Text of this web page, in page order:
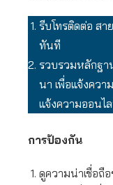
รีบโทรติดต่อ สา
ทันที
รวบรวมหลักฐา
นา เพื่อแจ้งคว
แจ้งความออนไ
การป้องกัน
ดูความน่าเชื่อถื